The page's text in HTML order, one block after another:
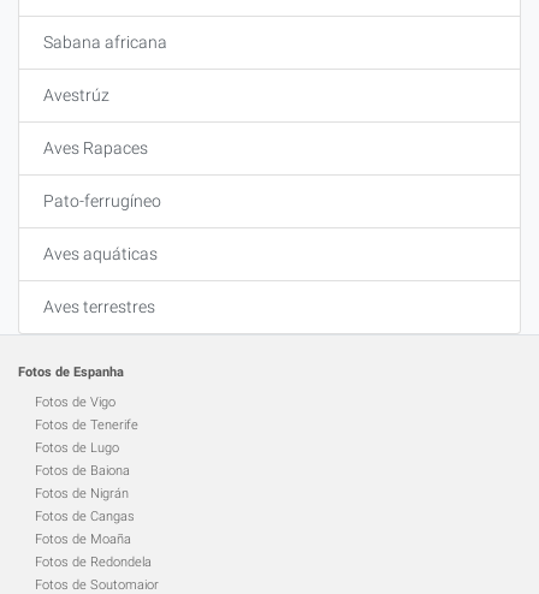
Sabana africana
Avestrúz
Aves Rapaces
Pato-ferrugíneo
Aves aquáticas
Aves terrestres
Fotos de Espanha
Fotos de Vigo
Fotos de Tenerife
Fotos de Lugo
Fotos de Baiona
Fotos de Nigrán
Fotos de Cangas
Fotos de Moaña
Fotos de Redondela
Fotos de Soutomaior